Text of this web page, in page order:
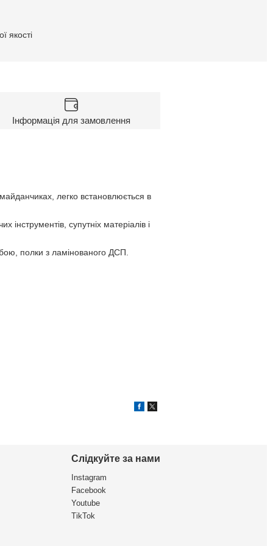
якості
Інформація для замовлення
легко встановлюється в
інструментів, супутніх матеріалів і
полки з ламінованого ДСП.
Слідкуйте за нами
Instagram
Facebook
Youtube
TikTok